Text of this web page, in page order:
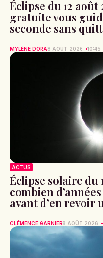
Éclipse du 12 août
gratuite vous
seconde sans
MYLÈNE DORA8 AOÛT 2026 10:45
ACTUS
Éclipse solaire du
combien
avant d’en revoir
CLÉMENCE GARNIER8 AOÛT 2026